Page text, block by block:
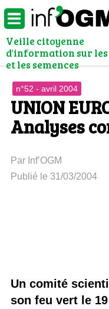
Veille citoyenne
d'information sur les
et les semences
n°52 - avril 2004
UNION
Analyses
Par Inf’OGM
Publié le 31/03/2004
Un comité
son feu vert le